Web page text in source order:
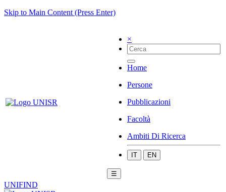
Skip to Main Content (Press Enter)
×
Home
Persone
Pubblicazioni
Facoltà
Ambiti Di Ricerca
IT EN
☰
UNIFIND